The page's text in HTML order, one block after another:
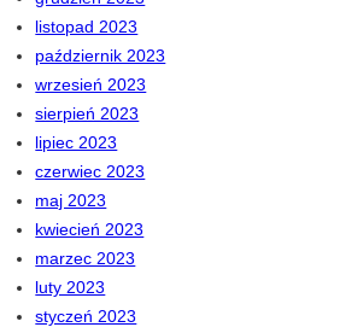
listopad 2023
październik 2023
wrzesień 2023
sierpień 2023
lipiec 2023
czerwiec 2023
maj 2023
kwiecień 2023
marzec 2023
luty 2023
styczeń 2023